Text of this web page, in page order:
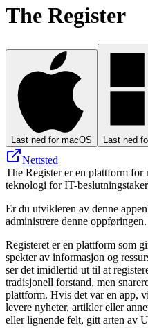
The Register
Last ned for macOS Last ned
Nettsted
The Register er en plattform for
teknologi for IT-
Er du utvikleren av denne
administrere denne oppføringen.
Registeret er en plattform som
spekter av informasjon og
ser det imidlertid ut til at
tradisjonell forstand, men
plattform. Hvis det var en app,
levere nyheter, artikler eller
eller lignende felt, gitt arten av